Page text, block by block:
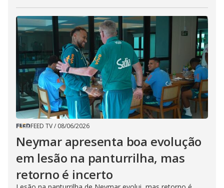
FEED TV/ 08/06/2026
Neymar apresenta boa evolução
em lesão na panturrilha, mas
retorno é incerto